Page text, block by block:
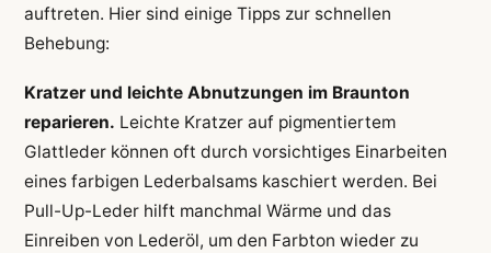
auftreten. Hier sind einige Tipps zur schnellen
Behebung:
Kratzer und leichte Abnutzungen im Braunton
reparieren. Leichte Kratzer auf pigmentiertem
Glattleder können oft durch vorsichtiges Einarbeiten
eines farbigen Lederbalsams kaschiert werden. Bei
Pull-Up-Leder hilft manchmal Wärme und das
Einreiben von Lederöl, um den Farbton wieder zu